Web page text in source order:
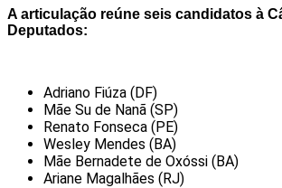
A articulação reúne seis candidatos à
Deputados:
Adriano Fiúza (DF)
Mãe Su de Nanã (SP)
Renato Fonseca (PE)
Wesley Mendes (BA)
Mãe Bernadete de Oxóssi (BA)
Ariane Magalhães (RJ)